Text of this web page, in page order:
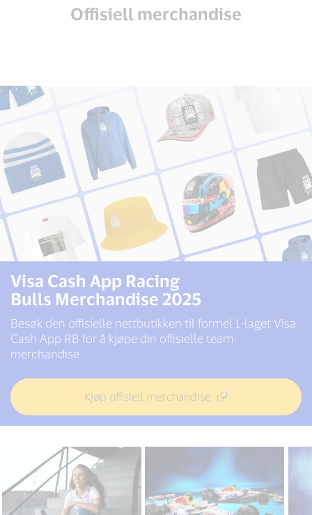
Offisiell merchandise
Visa Cash App Racing
Bulls Merchandise 2025
Besøk den offisielle nettbutikken til formel 1-laget Visa
Cash App RB for å kjøpe din offisielle team-
merchandise.
Kjøp offisiell merchandise